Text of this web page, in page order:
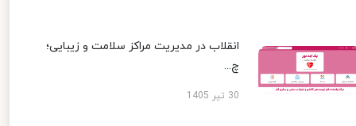
انقلاب در مدیریت مراکز سلامت و زیبایی؛
چ...
30 تیر 1405